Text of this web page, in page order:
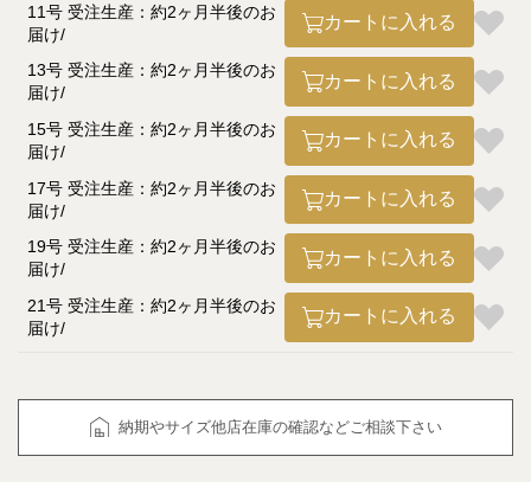
11号 受注生産：約2ヶ月半後のお
届け
カートに入れる
13号 受注生産：約2ヶ月半後のお
届け
カートに入れる
15号 受注生産：約2ヶ月半後のお
届け
カートに入れる
17号 受注生産：約2ヶ月半後のお
届け
カートに入れる
19号 受注生産：約2ヶ月半後のお
届け
カートに入れる
21号 受注生産：約2ヶ月半後のお
届け
カートに入れる
納期やサイズ他店在庫の確認などご相談下さい